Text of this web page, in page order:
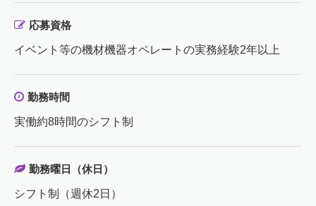
応募資格
イベント等の機材機器オペレートの実務経験2年以上
勤務時間
実働約8時間のシフト制
勤務曜日（休日）
シフト制（週休2日）